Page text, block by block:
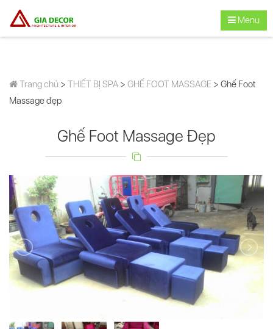
Menu
Trang chủ > THIẾT BỊ SPA > GHẾ FOOT MASSAGE > Ghế Foot
Massage đẹp
Ghế Foot Massage Đẹp